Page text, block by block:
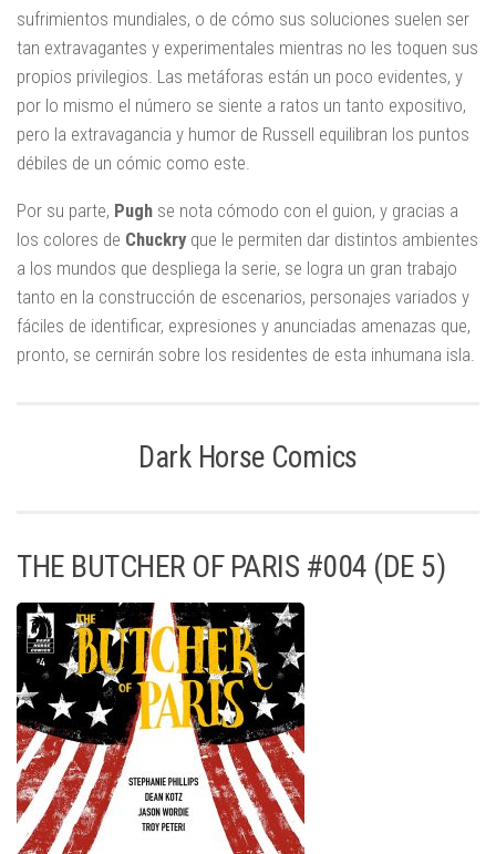
sufrimientos mundiales, o de cómo sus soluciones suelen ser
tan extravagantes y experimentales mientras no les toquen sus
propios privilegios. Las metáforas están un poco evidentes, y
por lo mismo el número se siente a ratos un tanto expositivo,
pero la extravagancia y humor de Russell equilibran los puntos
débiles de un cómic como este.
Por su parte, Pugh se nota cómodo con el guion, y gracias a
los colores de Chuckry que le permiten dar distintos ambientes
a los mundos que despliega la serie, se logra un gran trabajo
tanto en la construcción de escenarios, personajes variados y
fáciles de identificar, expresiones y anunciadas amenazas que,
pronto, se cernirán sobre los residentes de esta inhumana isla.
Dark Horse Comics
THE BUTCHER OF PARIS #004 (DE 5)